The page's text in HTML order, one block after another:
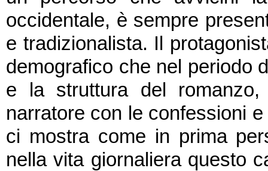
occidentale, è sempre
e tradizionalista. Il
demografico che nel periodo
e la struttura del
narratore con le confessioni
ci mostra come in prima
nella vita giornaliera questo